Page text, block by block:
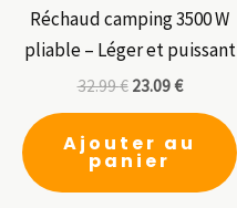
Réchaud camping 3500 W
pliable – Léger et puissant
32.99€ 23.09€
Ajouter au
panier